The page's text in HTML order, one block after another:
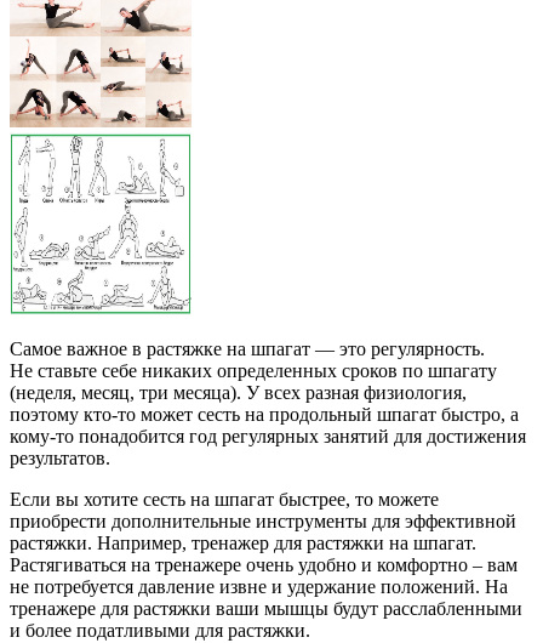
Самое важное в растяжке на шпагат — это регулярность.
Не ставьте себе никаких определенных сроков по шпагату
(неделя, месяц, три месяца). У всех разная физиология,
поэтому кто-то может сесть на продольный шпагат быстро, а
кому-то понадобится год регулярных занятий для достижения
результатов.
Если вы хотите сесть на шпагат быстрее, то можете
приобрести дополнительные инструменты для эффективной
растяжки. Например, тренажер для растяжки на шпагат.
Растягиваться на тренажере очень удобно и комфортно – вам
не потребуется давление извне и удержание положений. На
тренажере для растяжки ваши мышцы будут расслабленными
и более податливыми для растяжки.